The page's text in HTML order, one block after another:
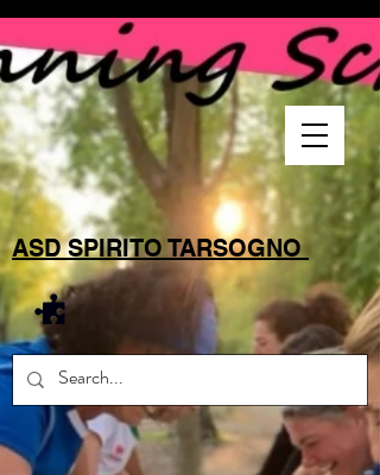
ASD SPIRITO TARSOGNO